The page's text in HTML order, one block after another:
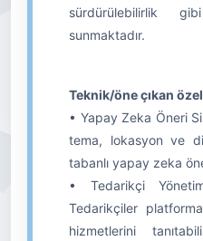
sürdürülebilirlik
sunmaktadır.
Teknik/öne çıkan
• Yapay Zeka Öneri
tema, lokasyon ve
tabanlı yapay zeka
• Tedarikçi
Tedarikçiler
hizmetlerini